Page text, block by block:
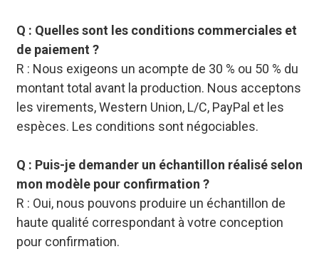
Q : Quelles sont les conditions commerciales et
de paiement ?
R : Nous exigeons un acompte de 30 % ou 50 % du
montant total avant la production. Nous acceptons
les virements, Western Union, L/C, PayPal et les
espèces. Les conditions sont négociables.
Q : Puis-je demander un échantillon réalisé selon
mon modèle pour confirmation ?
R : Oui, nous pouvons produire un échantillon de
haute qualité correspondant à votre conception
pour confirmation.